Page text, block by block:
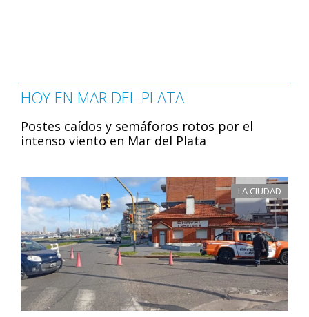
HOY EN MAR DEL PLATA
Postes caídos y semáforos rotos por el
intenso viento en Mar del Plata
LA CIUDAD